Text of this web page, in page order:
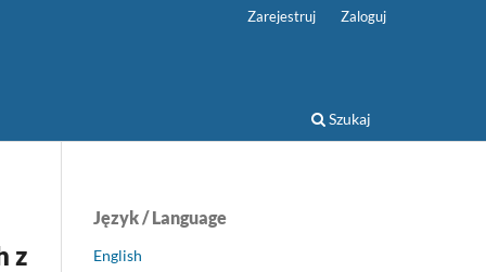
Szukaj
Zarejestruj Zaloguj
z
Język / Language
English